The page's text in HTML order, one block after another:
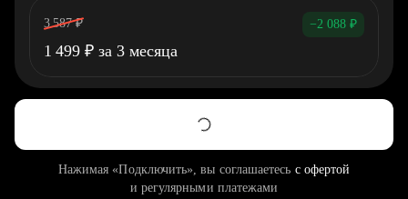
3 587 ₽ −2 088 ₽
1 499 ₽ за 3 месяца
Нажимая «Подключить», вы соглашаетесь с офертой
и регулярными платежами